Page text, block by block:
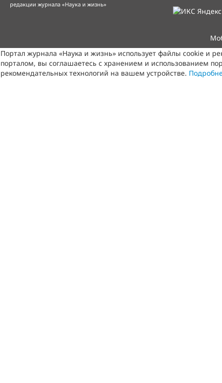
редакции журнала «Наука и жизнь»
Портал журнала «Наука и жизнь» использует файлы cookie и
порталом, вы соглашаетесь с хранением и использованием
рекомендательных технологий на вашем устройстве.